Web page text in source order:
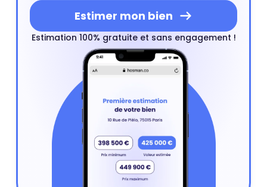
Estimer mon bien
Estimation 100% gratuite et sans engagement !